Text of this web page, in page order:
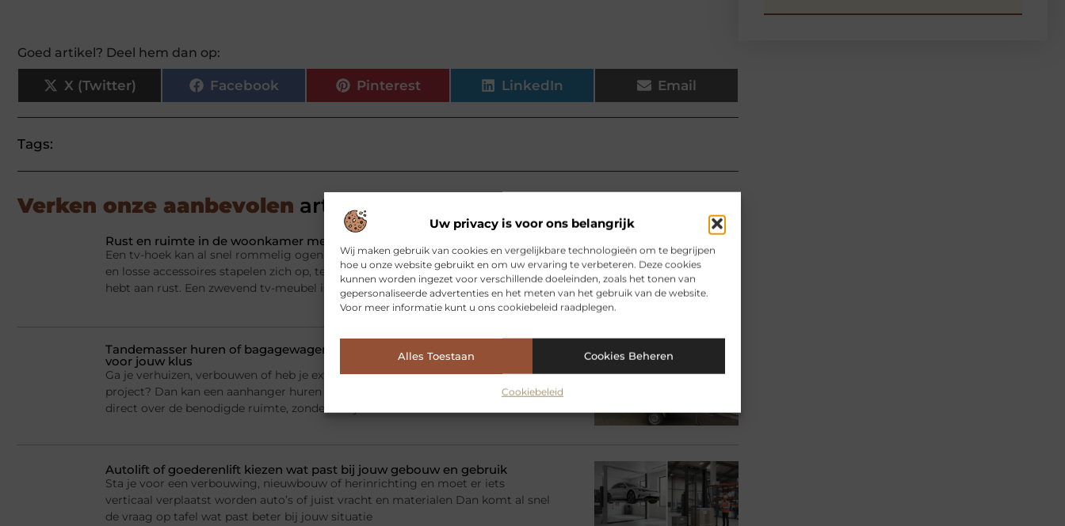
Uw privacy is voor ons belangrijk
Wij maken gebruik van cookies en vergelijkbare technologieën om te begrijpen
hoe u onze website gebruikt en om uw ervaring te verbeteren. Deze cookies
kunnen worden ingezet voor verschillende doeleinden, zoals het tonen van
gepersonaliseerde advertenties en het meten van het gebruik van de website.
Voor meer informatie kunt u ons cookiebeleid raadplegen.
Alles Toestaan Cookies Beheren
Cookiebeleid
Goed artikel? Deel hem dan op:
X (Twitter) Facebook Pinterest LinkedIn Email
Tags:
Verken onze aanbevolen artikelen voor jou.
Rust en ruimte in de woonkamer met een zwevend tv meubel van eiken
Een tv-hoek kan al snel rommelig ogen. Apparatuur, kabels, afstandsbedieningen
en losse accessoires stapelen zich op, terwijl je juist in de woonkamer behoefte
hebt aan rust. Een zwevend tv-meubel is dan een slimme oplossing: het
Tandemasser huren of bagagewagen huren? Kies de juiste aanhanger
voor jouw klus
Ga je verhuizen, verbouwen of heb je extra laadruimte nodig voor een tijdelijk
project? Dan kan een aanhanger huren een slimme oplossing zijn. Je beschikt
direct over de benodigde ruimte, zonder dat je zelf een
Autolift of goederenlift kiezen wat past bij jouw gebouw en gebruik
Sta je voor een verbouwing, nieuwbouw of herinrichting en moet er iets
verticaal verplaatst worden auto’s of juist vracht en materialen Dan komt al snel
de vraag op tafel wat past beter bij jouw situatie